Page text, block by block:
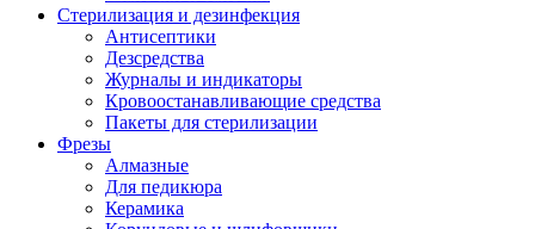
Стерилизация и дезинфекция
Антисептики
Дезсредства
Журналы и индикаторы
Кровоостанавливающие средства
Пакеты для стерилизации
Фрезы
Алмазные
Для педикюра
Керамика